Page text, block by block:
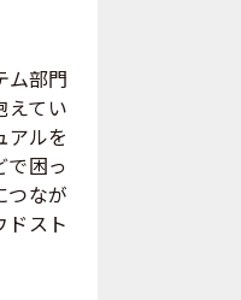
ム部門
てい
アルを
で困っ
つなが
ドスト